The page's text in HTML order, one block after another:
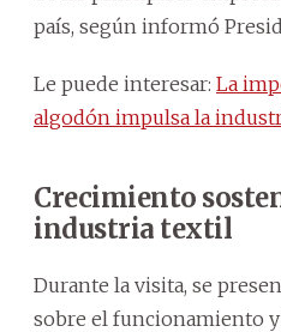
país, según informó
Le puede interesar: La
algodón impulsa la
Crecimiento
industria textil
Durante la visita, se
sobre el funcionamiento